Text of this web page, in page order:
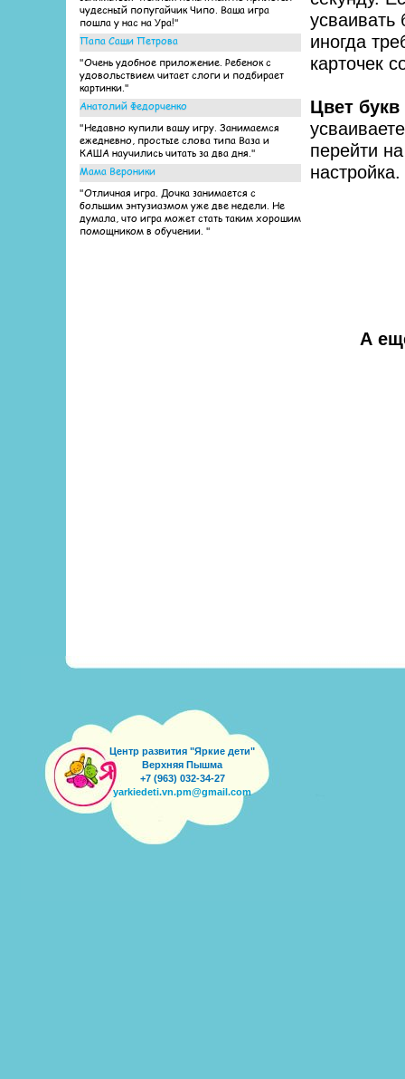
чудесный попугайчик Чипо. Ваша игра
пошла у нас на Ура!"
Папа Саши Петрова
"Очень удобное приложение. Ребенок с
удовольствием читает слоги и подбирает
картинки."
Анатолий Федорченко
"Недавно купили вашу игру. Занимаемся
ежедневно, простые слова типа Ваза и
КАША научились читать за два дня."
Мама Вероники
"Отличная игра. Дочка занимается с
большим энтузиазмом уже две недели. Не
думала, что игра может стать таким хорошим
помощником в обучении. "
усваивать
иногда
карточек
Цвет
перейти
настройка.
А
Центр развития "Яркие дети"
Верхняя Пышма
+7 (963) 032-34-27
yarkiedeti.vn.pm@gmail.com